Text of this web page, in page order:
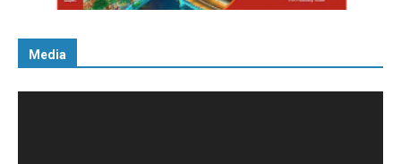
Media